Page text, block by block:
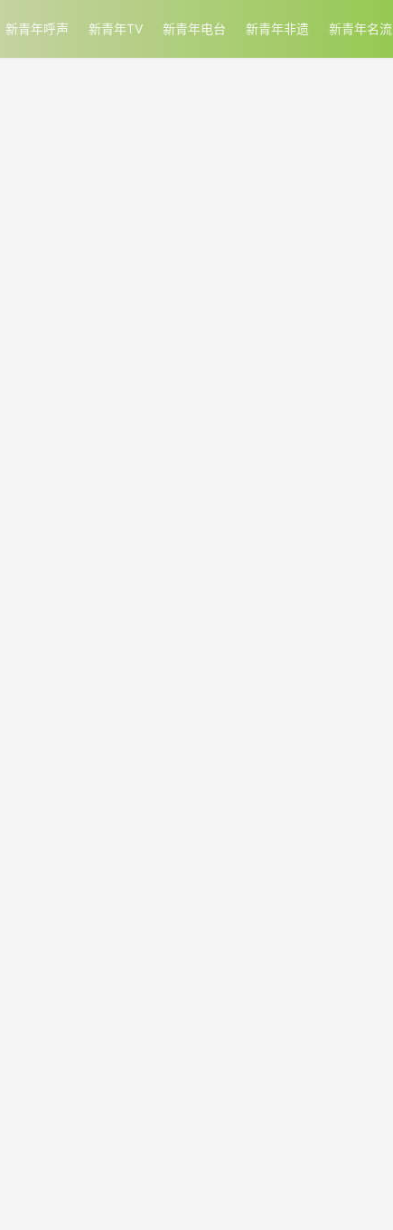
新青年呼声 新青年TV 新青年电台 新青年非遗 新青年名流